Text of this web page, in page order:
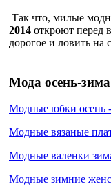
Так что, милые
2014 откроют перед
дорогое и ловить
Мода осень-
Модные юбки осень -
Модные вязаные
Модные валенки
Модные зимние